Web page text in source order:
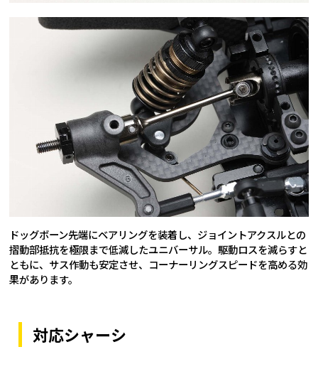
ドッグボーン先端にベアリングを装着し、ジョイントアクスルとの
摺動部抵抗を極限まで低減したユニバーサル。駆動ロスを減らすと
ともに、サス作動も安定させ、コーナーリングスピードを高める効
果があります。
対応シャーシ